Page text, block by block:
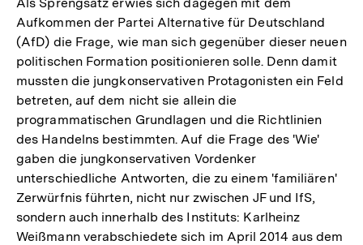
Aufkommen der Partei Alternative für Deutschland
(AfD) die Frage, wie man sich gegenüber dieser neuen
politischen Formation positionieren solle. Denn damit
mussten die jungkonservativen Protagonisten ein Feld
betreten, auf dem nicht sie allein die
programmatischen Grundlagen und die Richtlinien
des Handelns bestimmten. Auf die Frage des 'Wie'
gaben die jungkonservativen Vordenker
unterschiedliche Antworten, die zu einem 'familiären'
Zerwürfnis führten, nicht nur zwischen JF und IfS,
sondern auch innerhalb des Instituts: Karlheinz
Weißmann verabschiedete sich im April 2014 aus dem